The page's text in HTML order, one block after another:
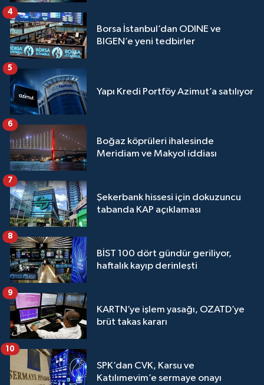
Borsa İstanbul’dan ODINE ve
BIGEN’e yeni tedbirler
4
Yapı Kredi Portföy Azimut’a satılıyor
5
Boğaz köprüleri ihalesinde
Meridiam ve Makyol iddiası
6
Şekerbank hissesi için dokuzuncu
tabanda KAP açıklaması
7
BİST 100 dört gündür geriliyor,
haftalık kayıp derinleşti
8
KARTN’ye işlem yasağı, OZATD’ye
brüt takas kararı
9
SPK’dan CVK, Karsu ve
Katılımevim’e sermaye onayı
10